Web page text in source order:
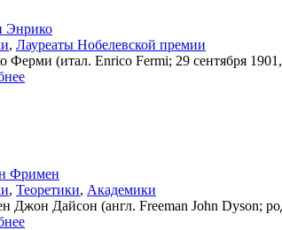
Энрико
, Лауреаты Нобелевской премии
Ферми (итал. Enrico Fermi; 29 сентября
Фримен
, Теоретики, Академики
Джон Дайсон (англ. Freeman John Dyson;